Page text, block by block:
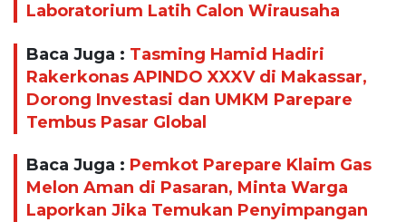
Laboratorium Latih Calon Wirausaha
Baca Juga : Tasming Hamid Hadiri
Rakerkonas APINDO XXXV di Makassar,
Dorong Investasi dan UMKM Parepare
Tembus Pasar Global
Baca Juga : Pemkot Parepare Klaim Gas
Melon Aman di Pasaran, Minta Warga
Laporkan Jika Temukan Penyimpangan